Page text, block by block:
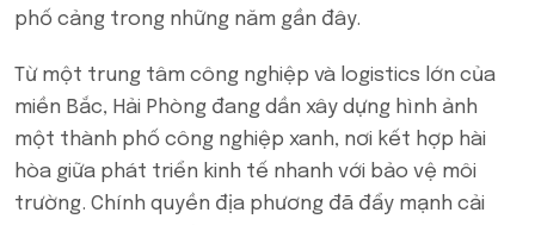
phố cảng trong những năm gần đây.
Từ một trung tâm công nghiệp và logistics lớn của
miền Bắc, Hải Phòng đang dần xây dựng hình ảnh
một thành phố công nghiệp xanh, nơi kết hợp hài
hòa giữa phát triển kinh tế nhanh với bảo vệ môi
trường. Chính quyền địa phương đã đẩy mạnh cải